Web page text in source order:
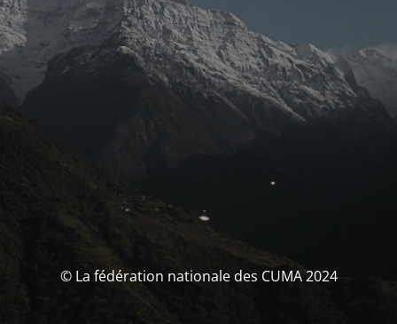
© La fédération nationale des CUMA 2024